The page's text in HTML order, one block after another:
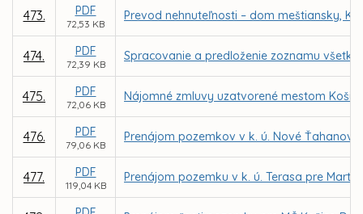
473. PDF
72,53 KB
Prevod nehnuteľnosti – dom meštiansky,
474. PDF
72,39 KB
Spracovanie a predloženie zoznamu
475. PDF
72,06 KB
Nájomné zmluvy uzatvorené mestom
476. PDF
79,06 KB
Prenájom pozemkov v k. ú. Nové
477. PDF
119,04 KB
Prenájom pozemku v k. ú. Terasa pre